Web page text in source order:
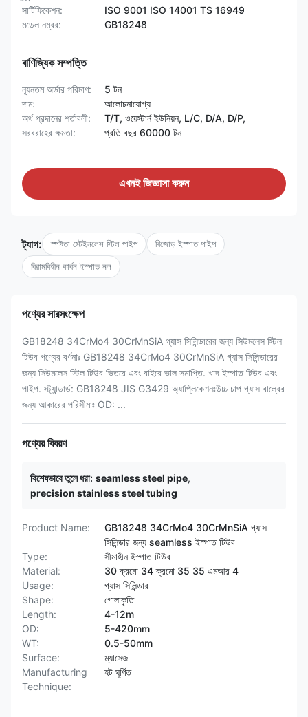
সার্টিফিকেশন:
ISO 9001 ISO 14001 TS 16949
মডেল নম্বর:
GB18248
বাণিজ্যিক সম্পত্তি
ন্যূনতম অর্ডার পরিমাণ:
5 টন
দাম:
আলোচনাযোগ্য
অর্থ প্রদানের শর্তাবলী:
T/T, ওয়েস্টার্ন ইউনিয়ন, L/C, D/A, D/P,
সরবরাহের ক্ষমতা:
প্রতি বছর 60000 টন
এখনই জিজ্ঞাসা করুন
ট্যাগ: স্পষ্টতা স্টেইনলেস স্টিল পাইপ বিজোড় ইস্পাত পাইপ
বিরামবিহীন কার্বন ইস্পাত নল
পণ্যের সারসংক্ষেপ
GB18248 34CrMo4 30CrMnSiA গ্যাস সিলিন্ডারের জন্য সিউমলেস স্টিল
টিউব পণ্যের বর্ণনাঃ GB18248 34CrMo4 30CrMnSiA গ্যাস সিলিন্ডারের
জন্য সিউমলেস স্টিল টিউব ভিতরে এবং বাইরে ভাল সমাপ্তি. খাদ ইস্পাত টিউব এবং
পাইপ. স্ট্যান্ডার্ড: GB18248 JIS G3429 অ্যাপ্লিকেশনঃউচ্চ চাপ গ্যাস বাল্বের
জন্য আকারের পরিসীমাঃ OD: ...
পণ্যের বিবরণ
বিশেষভাবে তুলে ধরা: seamless steel pipe,
precision stainless steel tubing
Product Name:
GB18248 34CrMo4 30CrMnSiA গ্যাস
সিলিন্ডার জন্য seamless ইস্পাত টিউব
Type:
সীমাহীন ইস্পাত টিউব
Material:
30 ক্রমো 34 ক্রমো 35 35 এমআর 4
Usage:
গ্যাস সিলিন্ডার
Shape:
গোলাকৃতি
Length:
4-12m
OD:
5-420mm
WT:
0.5-50mm
Surface:
ম্যাসেজ
Manufacturing
Technique:
হট ঘূর্ণিত